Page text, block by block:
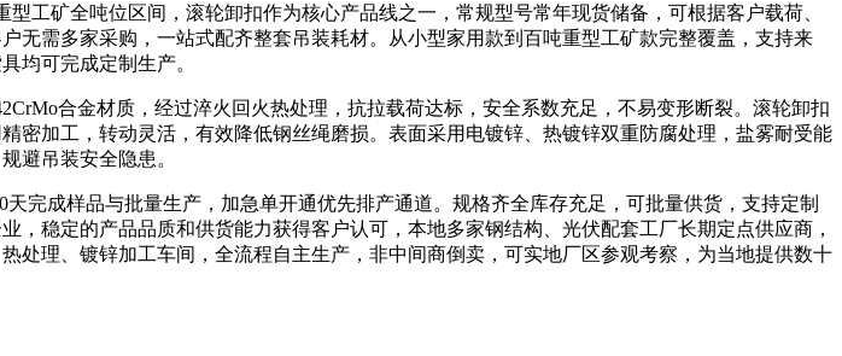
矿全吨位区间，滚轮卸扣作为核心产品线之一，常规型号常年现货储备，可根据客户载荷、
需多家采购，一站式配齐整套吊装耗材。从小型家用款到百吨重型工矿款完整覆盖，支持来
均可完成定制生产。
合金材质，经过淬火回火热处理，抗拉载荷达标，安全系数充足，不易变形断裂。滚轮卸扣
加工，转动灵活，有效降低钢丝绳磨损。表面采用电镀锌、热镀锌双重防腐处理，盐雾耐受能
避吊装安全隐患。
成样品与批量生产，加急单开通优先排产通道。规格齐全库存充足，可批量供货，支持定制
稳定的产品品质和供货能力获得客户认可，本地多家钢结构、光伏配套工厂长期定点供应商，
理、镀锌加工车间，全流程自主生产，非中间商倒卖，可实地厂区参观考察，为当地提供数十